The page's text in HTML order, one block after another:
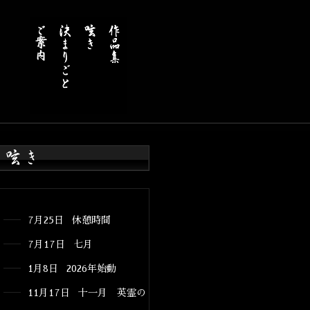
7月25日 休憩時間
7月17日 七月
1月8日 2026年始動
11月17日 十一月 英霊の